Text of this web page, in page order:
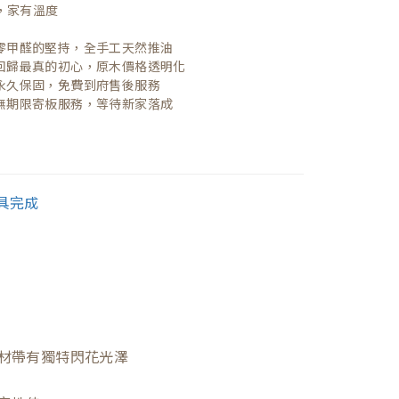
家有溫度
醛的堅持，全手工天然推油
最真的初心，原木價格透明化
保固，免費到府售後服務
限寄板服務，等待新家落成
帶有獨特閃花光澤